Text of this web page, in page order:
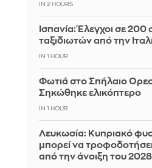
IN 2 HOURS
Ισπανία: Έλεγχοι σε 200
ταξιδιωτών από την
IN 1 HOUR
Φωτιά στο Σπήλαιο
Σηκώθηκε ελικόπτερο
IN 1 HOUR
Λευκωσία: Κυπριακό
μπορεί να
από την άνοιξη του 2028